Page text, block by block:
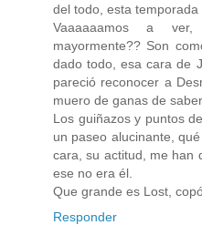
del todo, esta temporada
Vaaaaaamos a
mayormente?? Son
dado todo, esa cara de
pareció reconocer a
muero de ganas de
Los guiñazos y puntos
un paseo alucinante,
cara, su actitud, me han
ese no era él.
Que grande es Lost,
Responder